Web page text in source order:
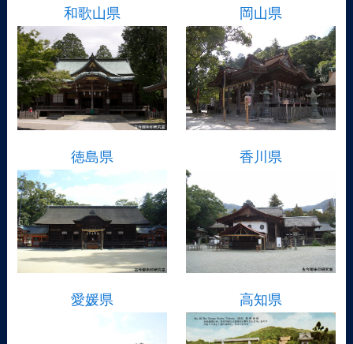
和歌山県 岡山県
徳島県 香川県
愛媛県 高知県